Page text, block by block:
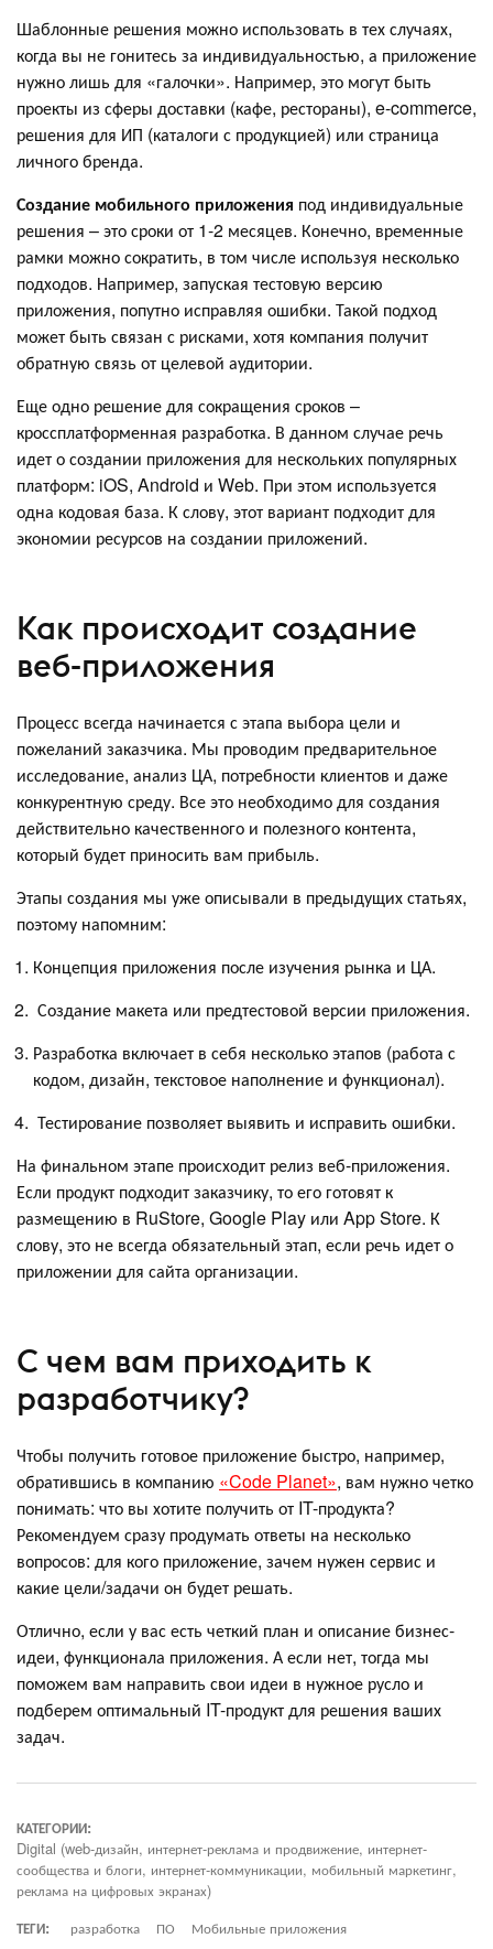
Шаблонные решения можно использовать в тех случаях,
когда вы не гонитесь за индивидуальностью, а приложение
нужно лишь для «галочки». Например, это могут быть
проекты из сферы доставки (кафе, рестораны), e-commerce,
решения для ИП (каталоги с продукцией) или страница
личного бренда.
Создание мобильного приложения под индивидуальные
решения – это сроки от 1-2 месяцев. Конечно, временные
рамки можно сократить, в том числе используя несколько
подходов. Например, запуская тестовую версию
приложения, попутно исправляя ошибки. Такой подход
может быть связан с рисками, хотя компания получит
обратную связь от целевой аудитории.
Еще одно решение для сокращения сроков –
кроссплатформенная разработка. В данном случае речь
идет о создании приложения для нескольких популярных
платформ: iOS, Android и Web. При этом используется
одна кодовая база. К слову, этот вариант подходит для
экономии ресурсов на создании приложений.
Как происходит создание
веб-приложения
Процесс всегда начинается с этапа выбора цели и
пожеланий заказчика. Мы проводим предварительное
исследование, анализ ЦА, потребности клиентов и даже
конкурентную среду. Все это необходимо для создания
действительно качественного и полезного контента,
который будет приносить вам прибыль.
Этапы создания мы уже описывали в предыдущих статьях,
поэтому напомним:
Концепция приложения после изучения рынка и ЦА.
Создание макета или предтестовой версии приложения.
Разработка включает в себя несколько этапов (работа с
кодом, дизайн, текстовое наполнение и функционал).
Тестирование позволяет выявить и исправить ошибки.
На финальном этапе происходит релиз веб-приложения.
Если продукт подходит заказчику, то его готовят к
размещению в RuStore, Google Play или App Store. К
слову, это не всегда обязательный этап, если речь идет о
приложении для сайта организации.
С чем вам приходить к
разработчику?
Чтобы получить готовое приложение быстро, например,
обратившись в компанию «Code Planet», вам нужно четко
понимать: что вы хотите получить от IT-продукта?
Рекомендуем сразу продумать ответы на несколько
вопросов: для кого приложение, зачем нужен сервис и
какие цели/задачи он будет решать.
Отлично, если у вас есть четкий план и описание бизнес-
идеи, функционала приложения. А если нет, тогда мы
поможем вам направить свои идеи в нужное русло и
подберем оптимальный IT-продукт для решения ваших
задач.
КАТЕГОРИИ:
Digital (web-дизайн, интернет-реклама и продвижение, интернет-
сообщества и блоги, интернет-коммуникации, мобильный маркетинг,
реклама на цифровых экранах)
ТЕГИ:
разработка ПО Мобильные приложения